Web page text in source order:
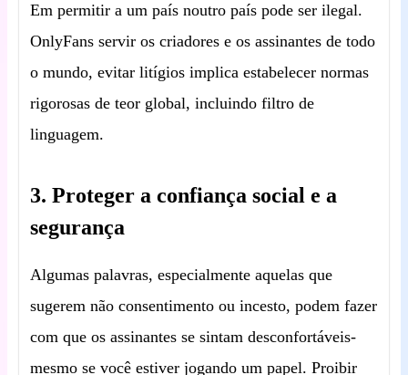
Em permitir a um país noutro país pode ser ilegal.
OnlyFans servir os criadores e os assinantes de todo
o mundo, evitar litígios implica estabelecer normas
rigorosas de teor global, incluindo filtro de
linguagem.
3. Proteger a confiança social e a
segurança
Algumas palavras, especialmente aquelas que
sugerem não consentimento ou incesto, podem fazer
com que os assinantes se sintam desconfortáveis-
mesmo se você estiver jogando um papel. Proibir